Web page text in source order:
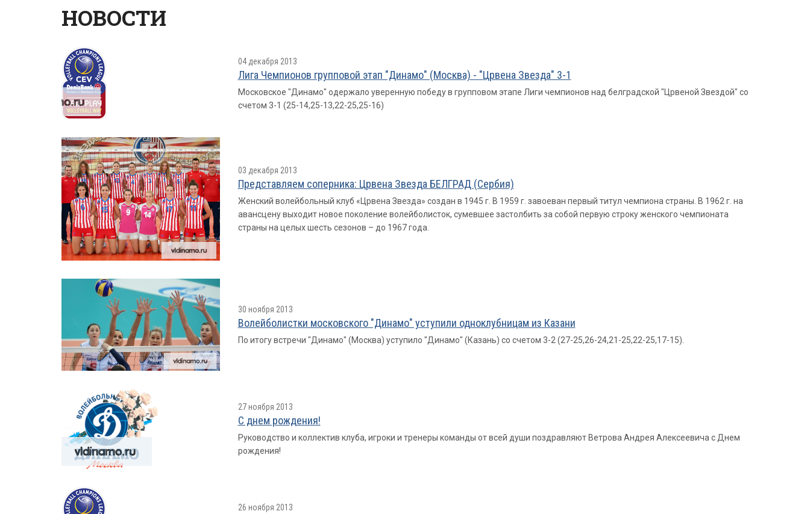
НОВОСТИ
04 декабря 2013
Лига Чемпионов групповой этап "Динамо" (Москва) - "Црвена Звезда" 3-1
Московское "Динамо" одержало уверенную победу в групповом этапе Лиги чемпионов над белградской "Црвеной Звездой" со
счетом 3-1 (25-14,25-13,22-25,25-16)
03 декабря 2013
Представляем соперника: Црвена Звезда БЕЛГРАД (Сербия)
Женский волейбольный клуб «Црвена Звезда» создан в 1945 г. В 1959 г. завоеван первый титул чемпиона страны. В 1962 г. на
авансцену выходит новое поколение волейболисток, сумевшее застолбить за собой первую строку женского чемпионата
страны на целых шесть сезонов – до 1967 года.
30 ноября 2013
Волейболистки московского "Динамо" уступили одноклубницам из Казани
По итогу встречи "Динамо" (Москва) уступило "Динамо" (Казань) со счетом 3-2 (27-25,26-24,21-25,22-25,17-15).
27 ноября 2013
С днем рождения!
Руководство и коллектив клуба, игроки и тренеры команды от всей души поздравляют Ветрова Андрея Алексеевича с Днем
рождения!
26 ноября 2013